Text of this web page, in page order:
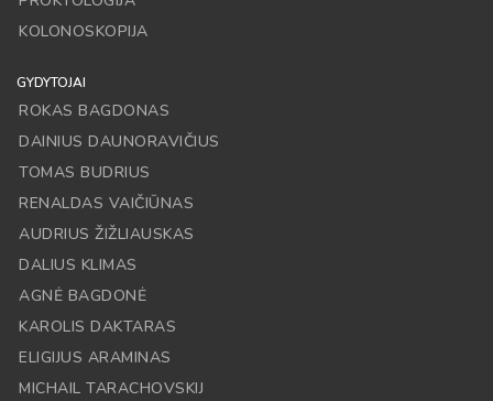
KOLONOSKOPIJA
GYDYTOJAI
ROKAS BAGDONAS
DAINIUS DAUNORAVIČIUS
TOMAS BUDRIUS
RENALDAS VAIČIŪNAS
AUDRIUS ŽIŽLIAUSKAS
DALIUS KLIMAS
AGNĖ BAGDONĖ
KAROLIS DAKTARAS
ELIGIJUS ARAMINAS
MICHAIL TARACHOVSKIJ